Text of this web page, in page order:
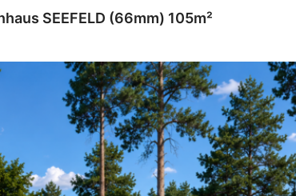
SEEFELD (66mm) 105m²